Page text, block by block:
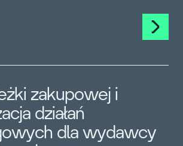
zakupowej i
działań
dla wydawcy